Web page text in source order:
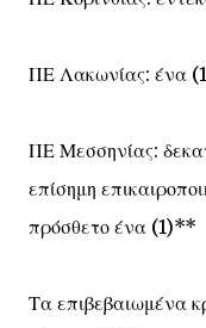
ΠΕ Λακωνίας: ένα
ΠΕ Μεσσηνίας:
επίσημη
πρόσθετο ένα (1)**
Τα επιβεβαιωμένα